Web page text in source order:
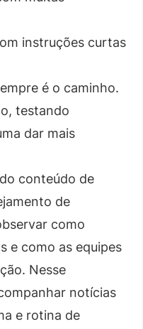
instruções curtas
é o caminho.
testando
dar mais
conteúdo de
de
como
e como as equipes
Nesse
notícias
e rotina de